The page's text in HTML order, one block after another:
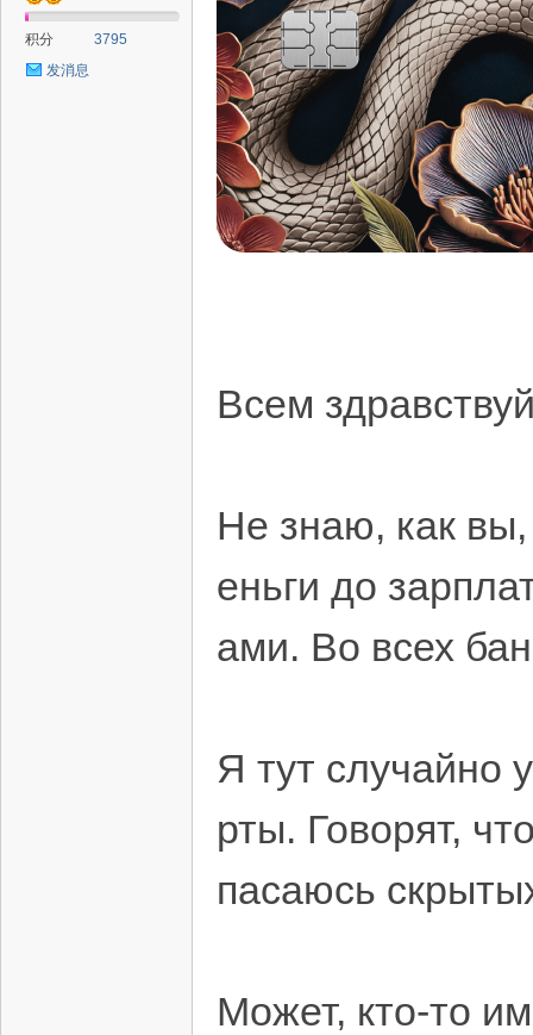
积分
3795
发消息
Всем
Не знаю, как
еньги до
ами. Во всех
Я тут случайно
рты. Говорят,
пасаюсь
Может, кто-то